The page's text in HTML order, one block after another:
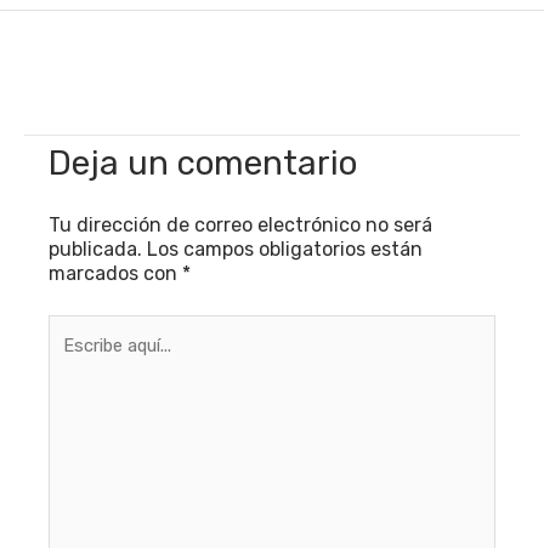
Deja un comentario
Tu dirección de correo electrónico no será
publicada. Los campos obligatorios están
marcados con *
aquí...